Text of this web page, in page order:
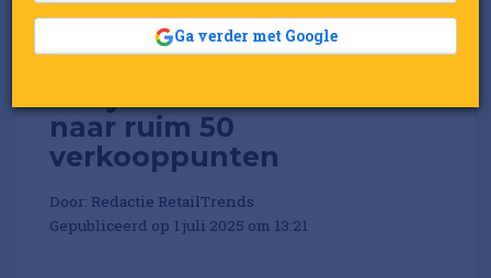
naar ruim 50
verkooppunten
Door: Redactie RetailTrends
Gepubliceerd op 1 juli 2025 om 13:21
Ga verder met Google